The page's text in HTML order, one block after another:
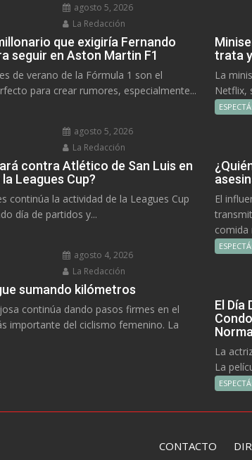
agosto 5, 2026
La Redacción
que exigiría Fernando
seguir en Aston Martin F1
de verano de la Fórmula 1 son el
para crear rumores, especialmente...
agosto 5, 2026
La Redacción
contra Atlético de San Luis en
Leagues Cup?
continúa la actividad de la Leagues Cup
día de partidos y...
agosto 4, 2026
La Redacción
sumando kilómetros
continúa dando pasos firmes en el
importante del ciclismo femenino. La
trata
La
Netflix,
El
comida
El Día
La
La
CONTACTO